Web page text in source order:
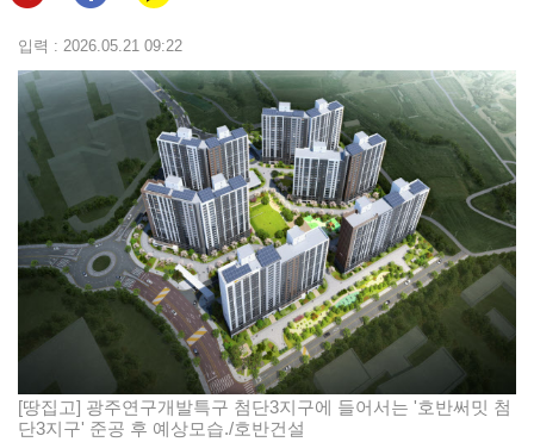
입력 : 2026.05.21 09:22
[땅집고] 광주연구개발특구 첨단3지구에 들어서는 '호반써밋 첨
단3지구' 준공 후 예상모습./호반건설